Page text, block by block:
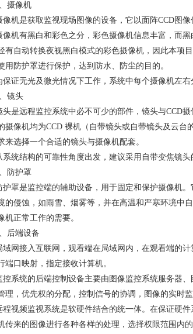
摄像机
像机是获取监视现场图像的设备，它以面阵CCD图
像机有黑白和彩色之分，彩色摄像机信息丰富，而
有自动转换夜视黑白模式的彩色摄像机，因此本项
用防护罩进行保护，达到防水、防尘的目的。
保证无光及微光情况下工作，系统中每个摄像机左
镜头
头是远程监控系统中必不可少的部件，镜头与CCD
摄像机均为CCD 裸机（自带镜头或自带镜头及云
来选择一个合适的镜头与摄像机配套。
系统结构的可靠性角度出发，建议采用自带变焦镜
防护罩
护罩是监控端的辅助设备，用于固定和保护摄像机
的侵蚀，如雨雪、烟雾等，并在高温和严寒环境中
机正常工作的需要。
后端设备
域网接入互联网，观看端在局域网内，在观看端的
端口映射，指定接收计算机。
控系统的后端控制设备主要由图像监控系统服务器
理，优先权的分配，控制信号的协调，图像的实时
程视频监视系统是软硬件结合的统一体。在保证硬
传来的图像进行各种各样的处理，选择权限范围内